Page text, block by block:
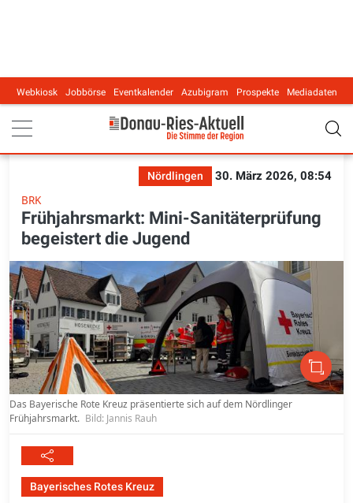
Main navigation
Webkiosk Jobbörse Eventkalender Azubigram Prospekte Mediadaten
Nördlingen
30. März 2026, 08:54
BRK
Frühjahrsmarkt: Mini-Sanitäterprüfung
begeistert die Jugend
Das Bayerische Rote Kreuz präsentierte sich auf dem Nördlinger
Frühjahrsmarkt. Bild: Jannis Rauh
Bayerisches Rotes Kreuz